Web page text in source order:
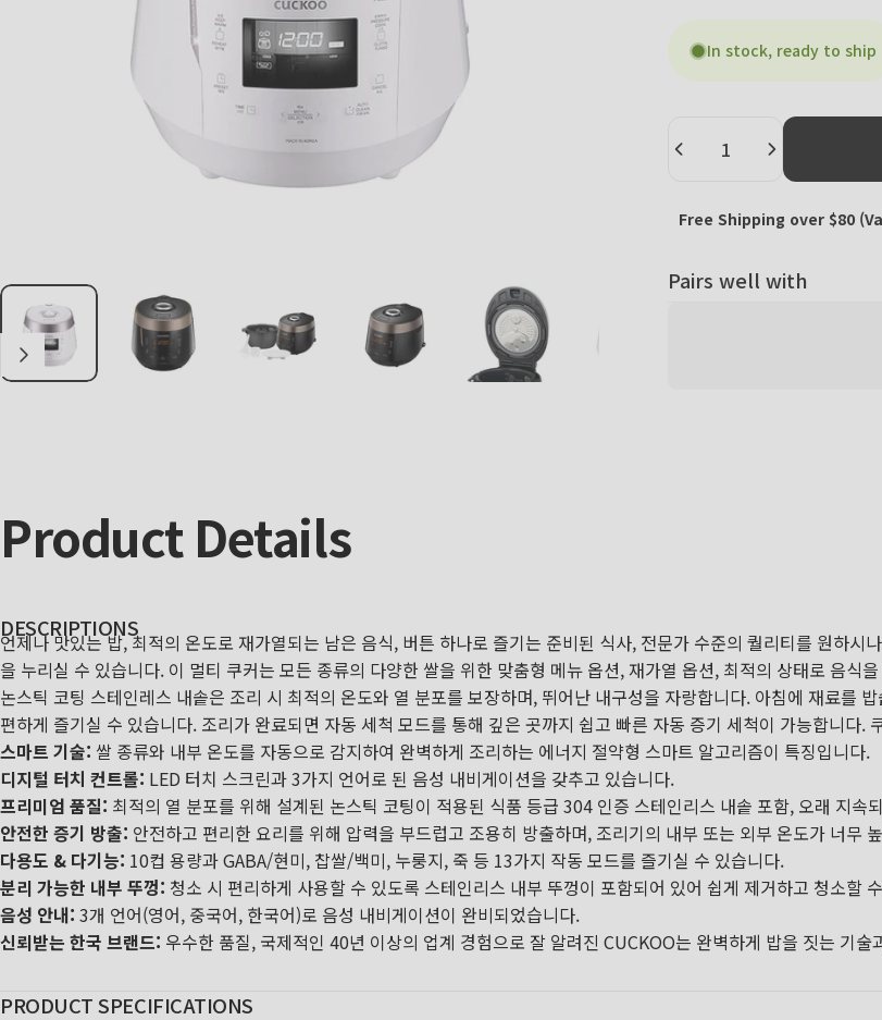
In stock, ready to ship
Free Shipping over $80
Pairs well with
ProductDetails
DESCRIPTIONS
언제나 맛있는 밥, 최적의 온도로 재가열되는 남은 음식, 버튼 하나로 즐기는 준비된 식사, 전문가 수준의 퀄리티를 원하시
을 누리실 수 있습니다. 이 멀티 쿠커는 모든 종류의 다양한 쌀을 위한 맞춤형 메뉴 옵션, 재가열 옵션, 최적의 상태로 음식
논스틱 코팅 스테인레스 내솥은 조리 시 최적의 온도와 열 분포를 보장하며, 뛰어난 내구성을 자랑합니다. 아침에 재료를
편하게 즐기실 수 있습니다. 조리가 완료되면 자동 세척 모드를 통해 깊은 곳까지 쉽고 빠른 자동 증기 세척이 가능합니다
스마트 기술: 쌀 종류와 내부 온도를 자동으로 감지하여 완벽하게 조리하는 에너지 절약형 스마트 알고리즘이 특징입니다.
디지털 터치 컨트롤: LED 터치 스크린과 3가지 언어로 된 음성 내비게이션을 갖추고 있습니다.
프리미엄 품질: 최적의 열 분포를 위해 설계된 논스틱 코팅이 적용된 식품 등급 304 인증 스테인리스 내솥 포함, 오래 지속
안전한 증기 방출: 안전하고 편리한 요리를 위해 압력을 부드럽고 조용히 방출하며, 조리기의 내부 또는 외부 온도가 너무
다용도 & 다기능: 10컵 용량과 GABA/현미, 찹쌀/백미, 누룽지, 죽 등 13가지 작동 모드를 즐기실 수 있습니다.
분리 가능한 내부 뚜껑: 청소 시 편리하게 사용할 수 있도록 스테인리스 내부 뚜껑이 포함되어 있어 쉽게 제거하고 청소할
음성 안내: 3개 언어(영어, 중국어, 한국어)로 음성 내비게이션이 완비되었습니다.
신뢰받는 한국 브랜드: 우수한 품질, 국제적인 40년 이상의 업계 경험으로 잘 알려진 CUCKOO는 완벽하게 밥을 짓는 기
PRODUCT SPECIFICATIONS